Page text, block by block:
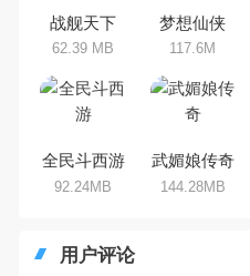
战舰天下
62.39 MB
梦想仙侠
117.6M
全民斗西游
92.24MB
武媚娘传奇
144.28MB
用户评论